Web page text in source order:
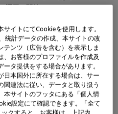
ス運用するシステムは、実際に
像に特殊な加工をすることな
て新聞・雑誌紙面の画像を読み
えば携帯サイトへのアクセス）
用したビジネス展開について、
蔭正彦教授）との共同研究及
ミュニケーションズ株式会社
イトにてCookieを使用します。
統計データの作成、本サイトの改
ンツ（広告を含む）を表示しま
、お客様のプロファイルを作成及
タ提供をする場合があります。
日本国外に所在する場合は、サー
関連法に従い、データと取り扱う
本サイトのフッタにある「個人情
設定にて確認できます。「全て